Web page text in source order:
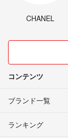
CHANEL
コンテンツ
ブランド一覧
ランキング